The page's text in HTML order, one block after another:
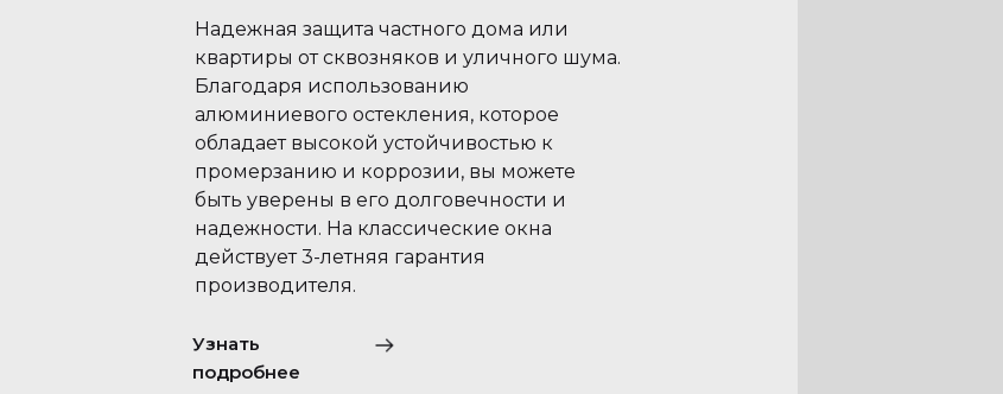
Надежная защита частного дома или
квартиры от сквозняков и уличного шума.
Благодаря использованию
алюминиевого остекления, которое
обладает высокой устойчивостью к
промерзанию и коррозии, вы можете
быть уверены в его долговечности и
надежности. На классические окна
действует 3-летняя гарантия
производителя.
Узнать
подробнее